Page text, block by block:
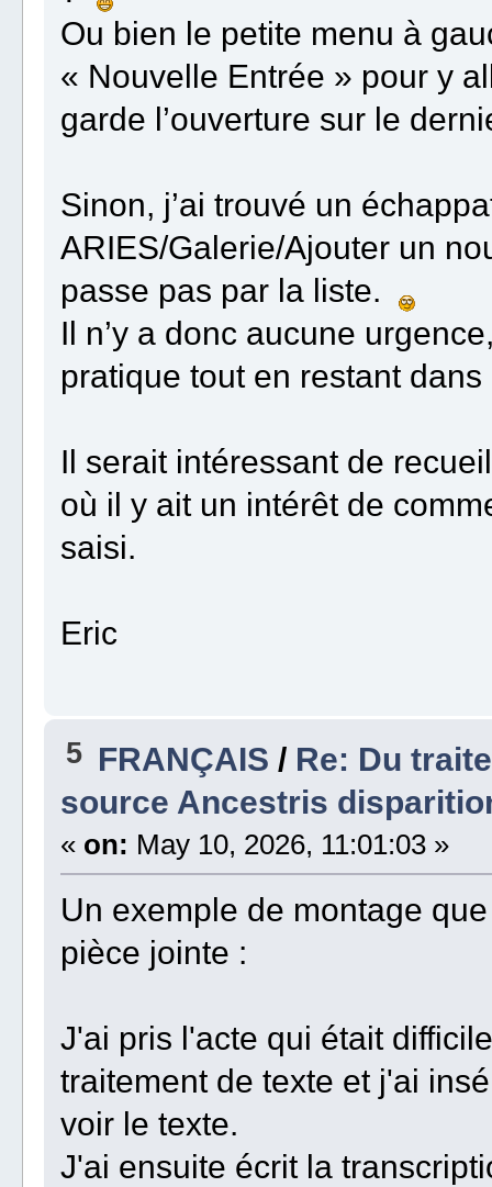
Ou bien le petite menu à
« Nouvelle Entrée » pour y
garde l’ouverture sur le
Sinon, j’ai trouvé un
ARIES/Galerie/Ajouter un
passe pas par la liste.
Il n’y a donc aucune
pratique tout en restant
Il serait intéressant de
où il y ait un intérêt de
saisi.
Eric
5 FRANÇAIS / Re: Du
source Ancestris
« on: May 10, 2026, 11:01:03 »
Un exemple de montage
pièce jointe :
J'ai pris l'acte qui était
traitement de texte et j'ai
voir le texte.
J'ai ensuite écrit la